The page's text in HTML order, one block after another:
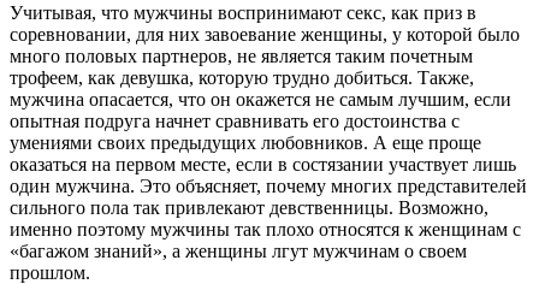
Учитывая, что мужчины воспринимают секс, как приз в
соревновании, для них завоевание женщины, у которой было
много половых партнеров, не является таким почетным
трофеем, как девушка, которую трудно добиться. Также,
мужчина опасается, что он окажется не самым лучшим, если
опытная подруга начнет сравнивать его достоинства с
умениями своих предыдущих любовников. А еще проще
оказаться на первом месте, если в состязании участвует лишь
один мужчина. Это объясняет, почему многих представителей
сильного пола так привлекают девственницы. Возможно,
именно поэтому мужчины так плохо относятся к женщинам с
«багажом знаний», а женщины лгут мужчинам о своем
прошлом.